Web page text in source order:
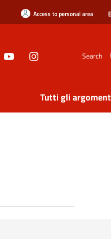
Access to personal area
Search
Tutti gli